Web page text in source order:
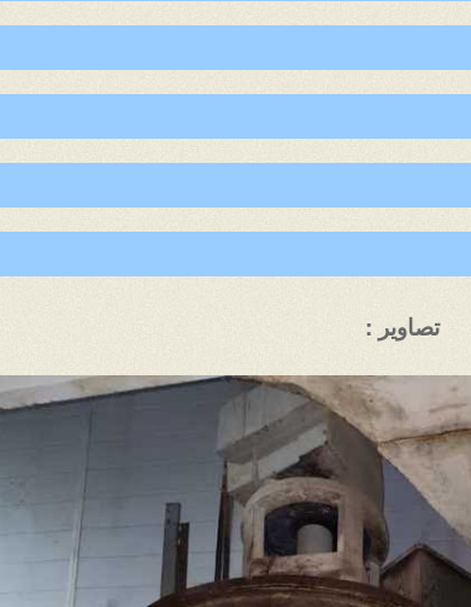
تصاویر :